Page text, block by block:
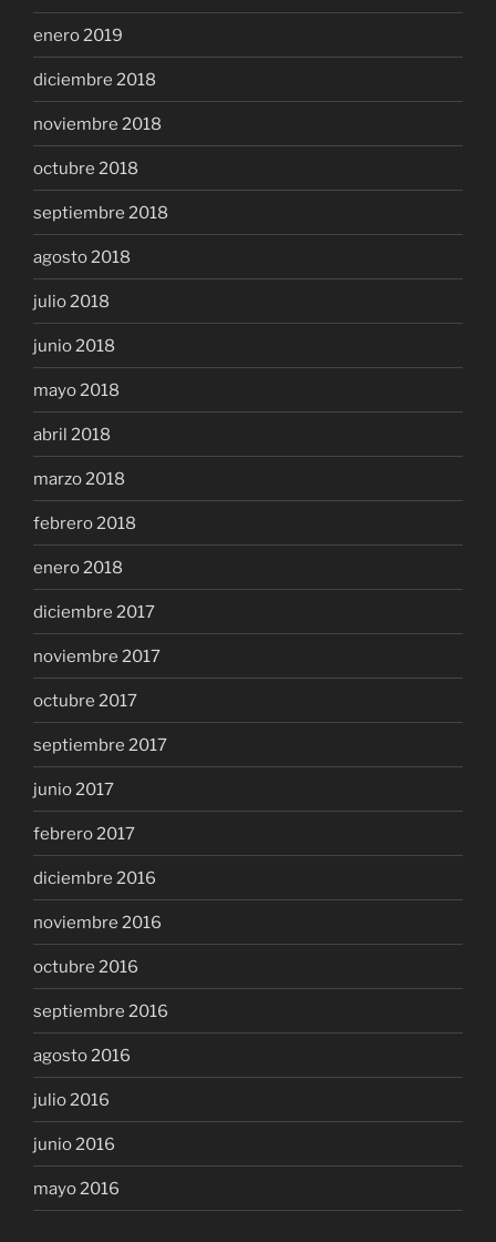
enero 2019
diciembre 2018
noviembre 2018
octubre 2018
septiembre 2018
agosto 2018
julio 2018
junio 2018
mayo 2018
abril 2018
marzo 2018
febrero 2018
enero 2018
diciembre 2017
noviembre 2017
octubre 2017
septiembre 2017
junio 2017
febrero 2017
diciembre 2016
noviembre 2016
octubre 2016
septiembre 2016
agosto 2016
julio 2016
junio 2016
mayo 2016